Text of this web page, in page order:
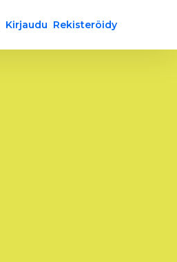
Kirjaudu Rekisteröidy